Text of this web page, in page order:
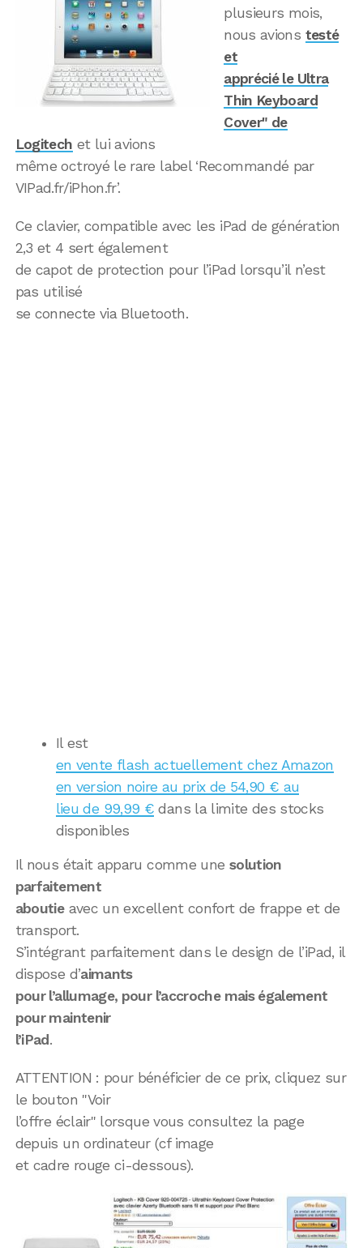
plusieurs mois,
nous avions testé
et
apprécié le Ultra
Thin Keyboard
Cover" de
Logitech et lui avions
même octroyé le rare label ‘Recommandé par
VIPad.fr/iPhon.fr’.
Ce clavier, compatible avec les iPad de génération
2,3 et 4 sert également
de capot de protection pour l’iPad lorsqu’il n’est
pas utilisé
se connecte via Bluetooth.
Il est
en vente flash actuellement chez Amazon
en version noire au prix de 54,90 € au
lieu de 99,99 € dans la limite des stocks
disponibles
Il nous était apparu comme une solution
parfaitement
aboutieavec un excellent confort de frappe et de
transport.
S’intégrant parfaitement dans le design de l’iPad, il
dispose d’aimants
pour l’allumage, pour l’accroche mais également
pour maintenir
l’iPad .
ATTENTION : pour bénéficier de ce prix, cliquez sur
le bouton "Voir
l’offre éclair" lorsque vous consultez la page
depuis un ordinateur (cf image
et cadre rouge ci-dessous).